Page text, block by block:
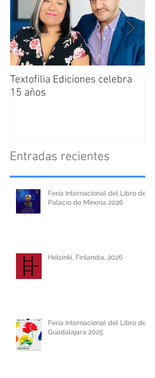
Textofilia Ediciones celebra
15 años
Entradas recientes
Feria Internacional del Libro del
Palacio de Minería 2026
Helsinki, Finlandia, 2026
Feria Internacional del Libro de
Guadalajara 2025